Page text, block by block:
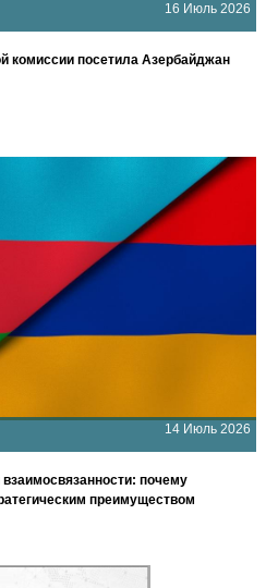
16 Июль 2026
комиссии посетила Азербайджан
14 Июль 2026
взаимосвязанности: почему
преимуществом